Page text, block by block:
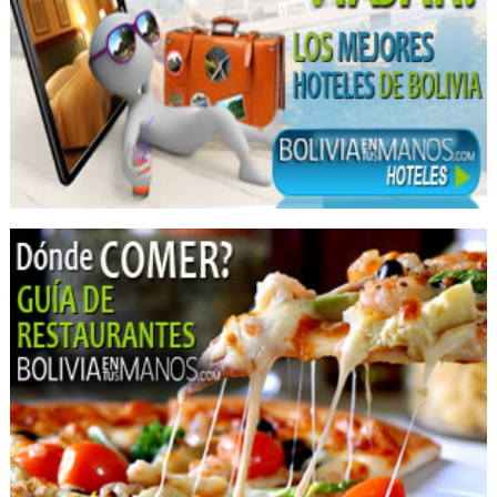
Limpieza Dental
Odontología Integral
Odontología Estética
Ortodoncia
Odontología
Consultorios Médicos
Salud: Centros Médicos
Ginecología
Equipos médicos
Equipamiento médico
Equipos e insumos hospitalarios
Importaciones
Instrumental e Insumos Médicos
Odontología: Equipos, Materiales
Endodoncia
Diagnóstico por imágenes